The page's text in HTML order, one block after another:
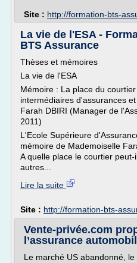
Site : http://formation-bts-
La vie de l'ESA -
BTS Assurance
Thèses et mémoires
La vie de l'ESA
Mémoire : La place du
intermédiaires d'assurances
Farah DBIRI (Manager de
2011)
L'Ecole Supérieure
mémoire de Mademoiselle
A quelle place le courtier
autres...
Lire la suite
Site : http://formation-bts-
Vente-privée.com
l’assurance
Le marché US abandonné,